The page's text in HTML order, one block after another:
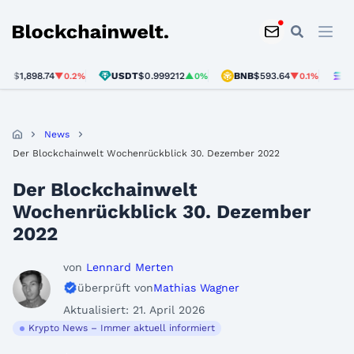
Blockchainwelt
▼0.2% USDT$0.999212▲0% BNB$593.64▼0.1% SOL
News
Der Blockchainwelt Wochenrückblick 30. Dezember 2022
Der Blockchainwelt
Wochenrückblick 30. Dezember
2022
von Lennard Merten
überprüft vonMathias Wagner
Aktualisiert: 21. April 2026
Krypto News – Immer aktuell informiert